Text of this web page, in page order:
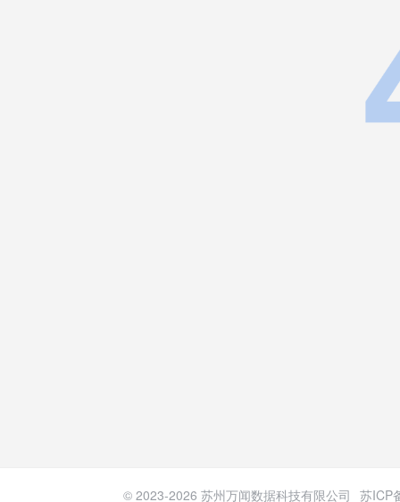
© 2023-2026 苏州万闻数据科技有限公司 苏ICP